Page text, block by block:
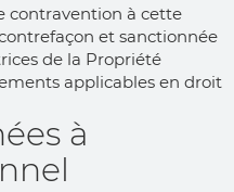
contravention à cette
et sanctionnée
de la Propriété
applicables en droit
à